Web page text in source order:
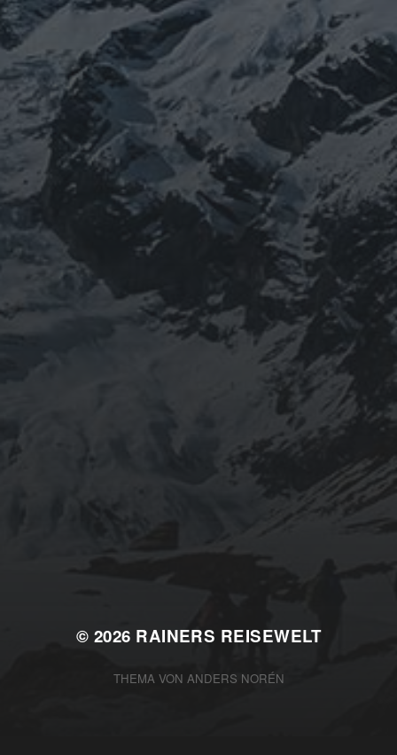
© 2026 RAINERS REISEWELT
THEMA VON ANDERS NORÉN